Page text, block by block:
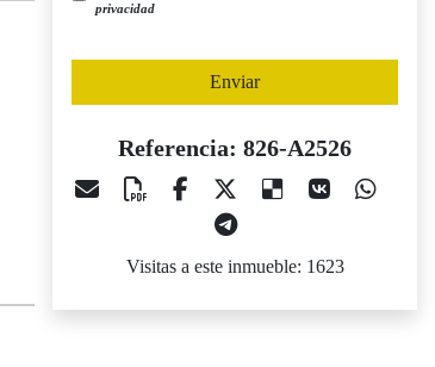
privacidad
Enviar
Referencia: 826-A2526
Visitas a este inmueble: 1623